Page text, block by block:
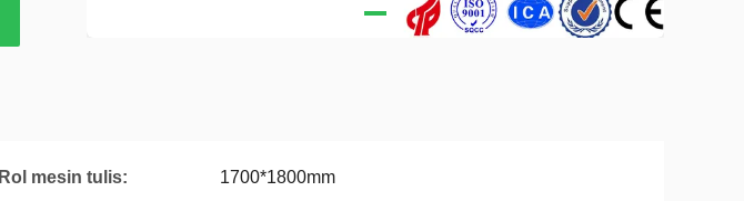
Rol mesin tulis: 1700*1800mm